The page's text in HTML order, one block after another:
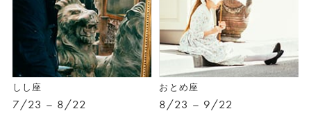
しし座
7/23 – 8/22
おとめ座
8/23 – 9/22